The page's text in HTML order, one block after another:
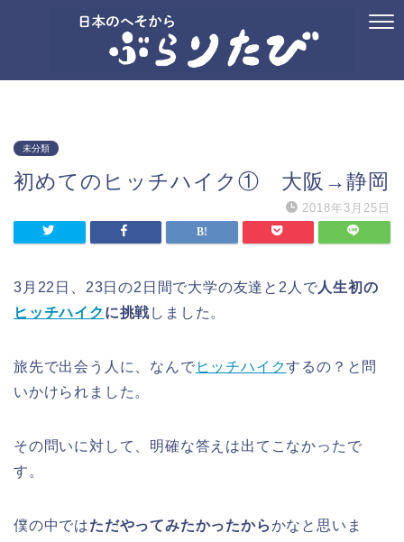
未分類
初めてのヒッチハイク① 大阪→静岡
2018年3月25日
3月22日、23日の2日間で大学の友達と2人で人生初の
ヒッチハイク に挑戦しました。
旅先で出会う人に、なんで ヒッチハイクするの？と問
いかけられました。
その問いに対して、明確な答えは出てこなかったで
す。
僕の中ではただやってみたかったからかなと思いま